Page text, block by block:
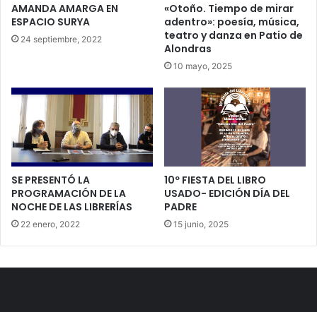
AMANDA AMARGA EN
ESPACIO SURYA
24 septiembre, 2022
«Otoño. Tiempo de mirar
adentro»: poesía, música,
teatro y danza en Patio de
Alondras
10 mayo, 2025
SE PRESENTÓ LA
PROGRAMACIÓN DE LA
NOCHE DE LAS LIBRERÍAS
22 enero, 2022
10º FIESTA DEL LIBRO
USADO- EDICIÓN DÍA DEL
PADRE
15 junio, 2025